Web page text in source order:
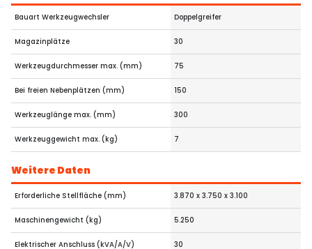
Bauart Werkzeugwechsler Doppelgreifer
Magazinplätze 30
Werkzeugdurchmesser max. (mm) 75
Bei freien Nebenplätzen (mm) 150
Werkzeuglänge max. (mm) 300
Werkzeuggewicht max. (kg) 7
Weitere Daten
Erforderliche Stellfläche (mm) 3.870 x 3.750 x 3.100
Maschinengewicht (kg) 5.250
Elektrischer Anschluss (kVA/A/V) 30